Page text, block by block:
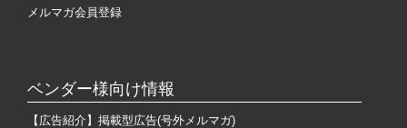
メルマガ会員登録
ベンダー様向け情報
【広告紹介】掲載型広告(号外メルマガ)